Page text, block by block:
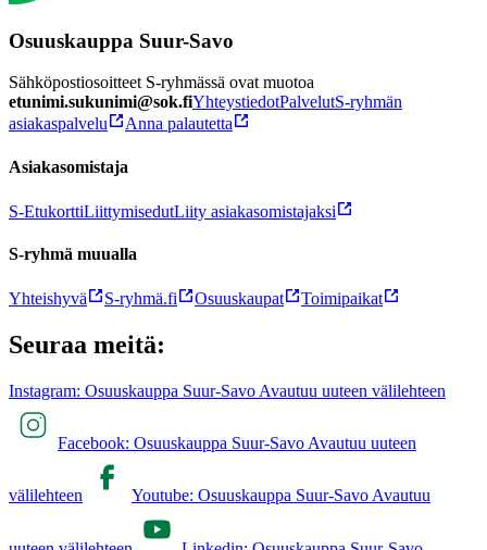
Osuuskauppa Suur-Savo
Sähköpostiosoitteet S-ryhmässä ovat muotoa
etunimi.sukunimi@sok.fiYhteystiedotPalvelutS-ryhmän
asiakaspalvelu
Anna palautetta
Asiakasomistaja
S-EtukorttiLiittymisedutLiity asiakasomistajaksi
S-ryhmä muualla
Yhteishyvä S-ryhmä.fi Osuuskaupat Toimipaikat
Seuraa meitä:
Instagram: Osuuskauppa Suur-Savo Avautuu uuteen välilehteen
Facebook: Osuuskauppa Suur-Savo Avautuu uuteen
välilehteen Youtube: Osuuskauppa Suur-Savo Avautuu